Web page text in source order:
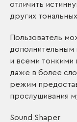
отличить
других
Пользователь
и всеми тонкими
даже в более
режим
прослушивания
Sound Shaper